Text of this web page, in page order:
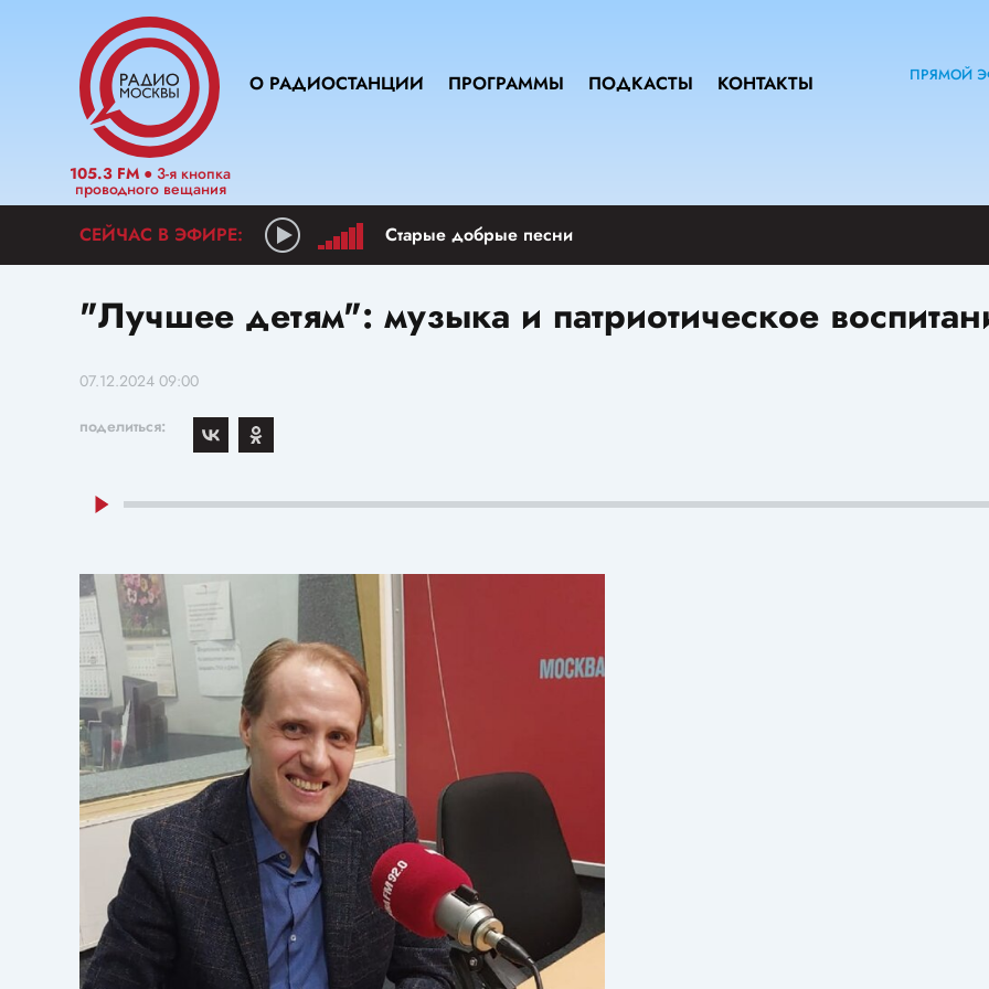
105.3 FM ● 3-я кнопка
проводного вещания
О РАДИОСТАНЦИИ ПРОГРАММЫ ПОДКАСТЫ КОНТАКТЫ ПРЯМОЙ
Старые добрые песни
"Лучшее детям": музыка и патриотическое
07.12.2024 09:00
поделиться: